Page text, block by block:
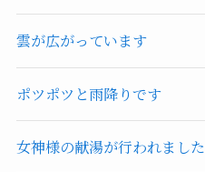
雲が広がっています
ポツポツと雨降りです
女神様の献湯が行われました